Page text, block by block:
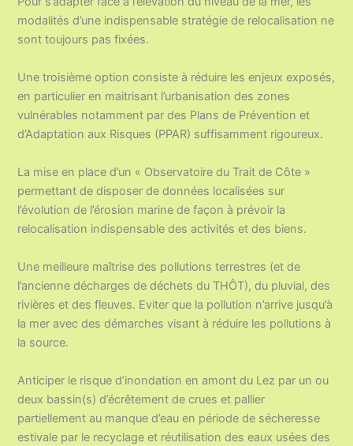
modalités d’une indispensable stratégie de relocalisation ne
sont toujours pas fixées.
Une troisième option consiste à réduire les enjeux exposés,
en particulier en maitrisant l’urbanisation des zones
vulnérables notamment par des Plans de Prévention et
d’Adaptation aux Risques (PPAR) suffisamment rigoureux.
La mise en place d’un « Observatoire du Trait de Côte »
permettant de disposer de données localisées sur
l’évolution de l’érosion marine de façon à prévoir la
relocalisation indispensable des activités et des biens.
Une meilleure maîtrise des pollutions terrestres (et de
l’ancienne décharges de déchets du THÔT), du pluvial, des
rivières et des fleuves. Eviter que la pollution n’arrive jusqu’à
la mer avec des démarches visant à réduire les pollutions à
la source.
Anticiper le risque d’inondation en amont du Lez par un ou
deux bassin(s) d’écrêtement de crues et pallier
partiellement au manque d’eau en période de sécheresse
estivale par le recyclage et réutilisation des eaux usées des